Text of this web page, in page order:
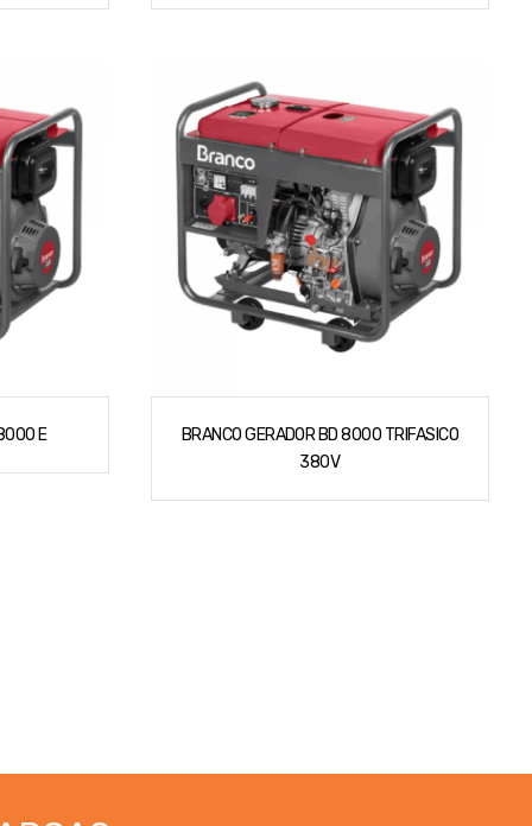
E
BRANCO GERADOR BD 8000 TRIFASICO
380V